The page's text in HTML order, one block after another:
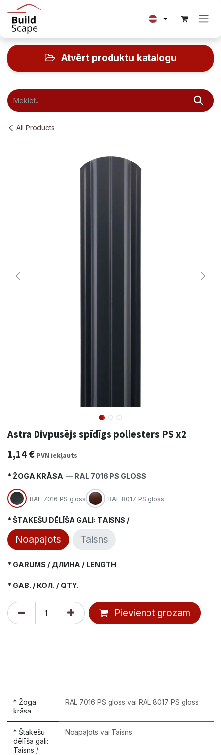
Skip to Content
Atvērt produktu katalogu
All Products
Astra Divpusējs spīdīgs poliesters PS x2
1,14€ PVN iekļauts
* ŽOGA KRĀSA — RAL 7016 PS GLOSS
RAL 7016 PS gloss RAL 8017 PS gloss
* ŠTAKEŠU DĒLĪŠA GALI: TAISNS /
Noapaļots Taisns
* GARUMS / ДЛИНА / LENGTH
* GAB. / КОЛ. / QTY.
Pievienot grozam
* Žoga
krāsa
RAL 7016 PS gloss vai RAL 8017 PS gloss
* Štakešu
dēlīša gali:
Taisns /
Noapaļots vai Taisns